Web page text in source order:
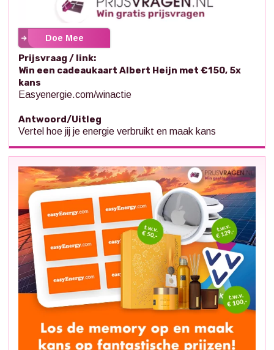
Doe Mee
Prijsvraag / link:
Win een cadeaukaart Albert Heijn met €150, 5x
kans
Easyenergie.com/winactie
Antwoord/Uitleg
Vertel hoe jij je energie verbruikt en maak kans